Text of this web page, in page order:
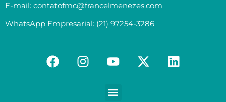
E-mail: contatofmc@francelmenezes.com
WhatsApp Empresarial: (21) 97254-3286